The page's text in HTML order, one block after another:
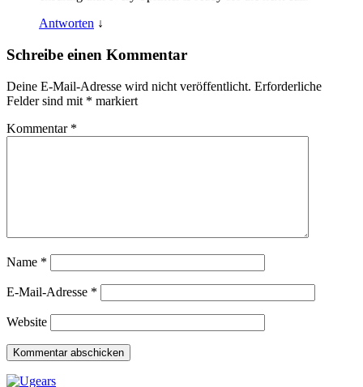
Antworten ↓
Schreibe einen Kommentar
Deine E-Mail-Adresse wird nicht veröffentlicht. Erforderliche
Felder sind mit * markiert
Kommentar *
Name *
E-Mail-Adresse *
Website